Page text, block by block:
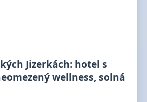
Jizerkách: hotel s
wellness, solná